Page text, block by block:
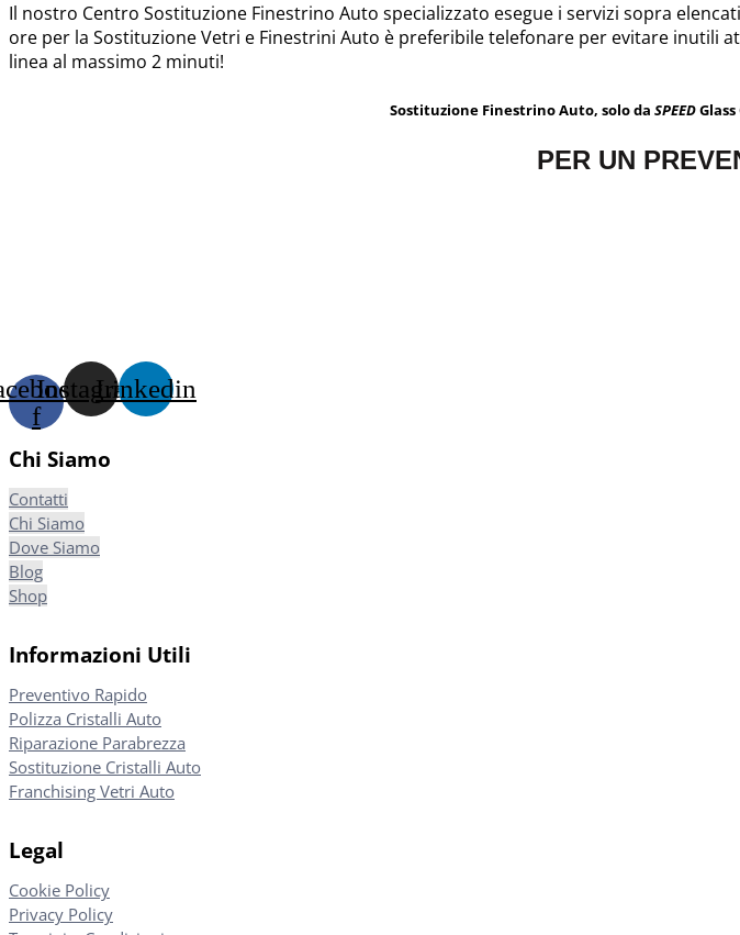
Il nostro Centro Sostituzione Finestrino Auto specializzato esegue i servizi sopra
ore per la Sostituzione Vetri e Finestrini Auto è preferibile telefonare per evitare
linea al massimo 2 minuti!
Sostituzione Finestrino Auto, solo da SPEED
PER UN
f
InstagramLinkedin
Chi Siamo
Contatti
Chi Siamo
Dove Siamo
Blog
Shop
Informazioni Utili
Preventivo Rapido
Polizza Cristalli Auto
Riparazione Parabrezza
Sostituzione Cristalli Auto
Franchising Vetri Auto
Legal
Cookie Policy
Privacy Policy